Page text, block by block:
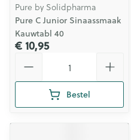
Pure by Solidpharma
Pure C Junior Sinaassmaak
Kauwtabl 40
€ 10,95
Bestel